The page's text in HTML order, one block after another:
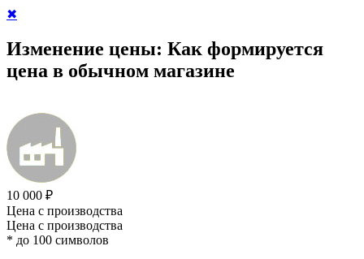
✖
Изменение цены: Как формируется
цена в обычном магазине
10 000 ₽
Цена с производства
Цена с производства
* до 100 символов